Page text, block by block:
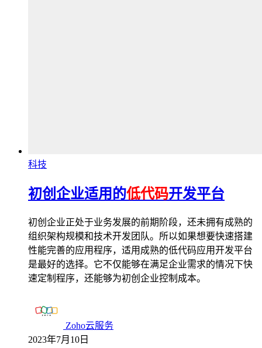
科技
初创企业适用的低代码开发平台
初创企业正处于业务发展的前期阶段，还未拥有成熟的
组织架构规模和技术开发团队。所以如果想要快速搭建
性能完善的应用程序，适用成熟的低代码应用开发平台
是最好的选择。它不仅能够在满足企业需求的情况下快
速定制程序，还能够为初创企业控制成本。
Zoho云服务
2023年7月10日